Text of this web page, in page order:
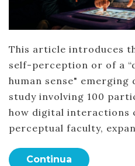
This article introduces
self-perception or of a
human sense"
study involving 100
how digital interactions
perceptual faculty,
Continua